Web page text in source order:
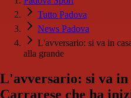
Tutto Padova
News Padova
L'avversario: si va in
alla grande
L'avversario: si va in
Carrarese che ha